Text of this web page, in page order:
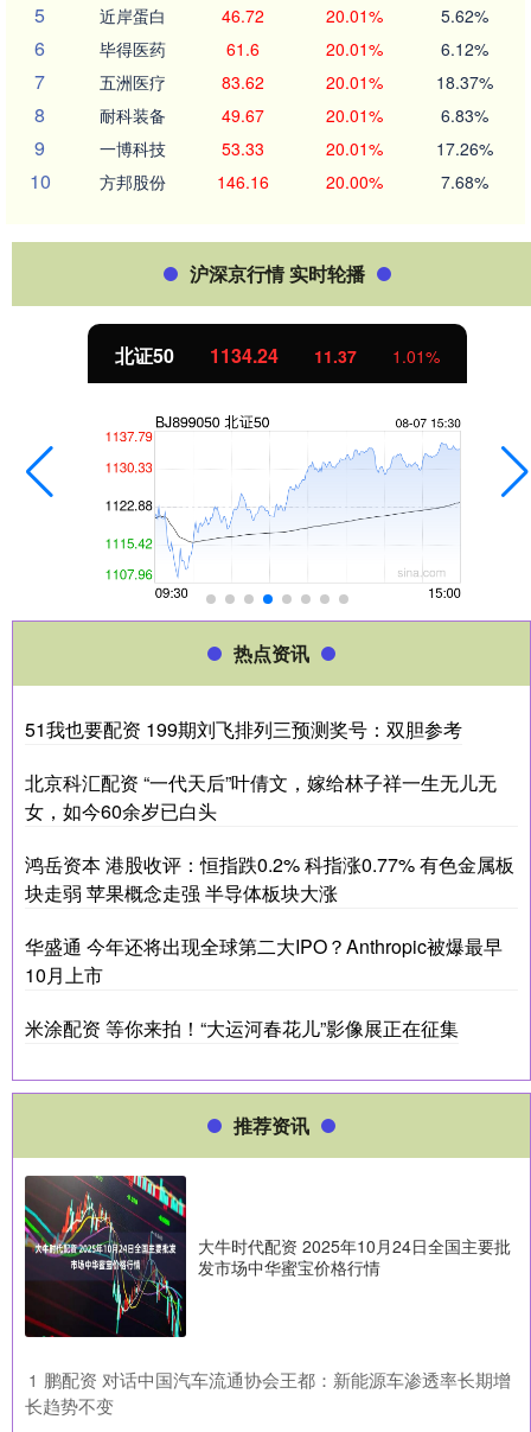
5 近岸蛋白 46.72 20.01% 5.62%
6 毕得医药 61.6 20.01% 6.12%
7 五洲医疗 83.62 20.01% 18.37%
8 耐科装备 49.67 20.01% 6.83%
9 一博科技 53.33 20.01% 17.26%
10 方邦股份 146.16 20.00% 7.68%
沪深京行情 实时轮播
北证50 1134.24 11.37 1.01%
热点资讯
51我也要配资 199期刘飞排列三预测奖号：双胆参考
北京科汇配资 “一代天后”叶倩文，嫁给林子祥一生无儿无
女，如今60余岁已白头
鸿岳资本 港股收评：恒指跌0.2% 科指涨0.77% 有色金属板
块走弱 苹果概念走强 半导体板块大涨
华盛通 今年还将出现全球第二大IPO？Anthropic被爆最早
10月上市
米涂配资 等你来拍！“大运河春花儿”影像展正在征集
推荐资讯
大牛时代配资 2025年10月24日全国主要批
发市场中华蜜宝价格行情
1 ​鹏配资 对话中国汽车流通协会王都：新能源车渗透率长期增
长趋势不变